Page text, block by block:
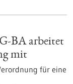
BA arbeitet
mit
für eine